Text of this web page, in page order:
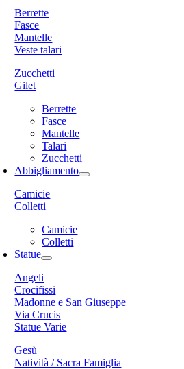
Berrette
Fasce
Mantelle
Veste talari
Zucchetti
Gilet
Berrette
Fasce
Mantelle
Talari
Zucchetti
Abbigliamento
Camicie
Colletti
Camicie
Colletti
Statue
Angeli
Crocifissi
Madonne e San Giuseppe
Via Crucis
Statue Varie
Gesù
Natività / Sacra Famiglia